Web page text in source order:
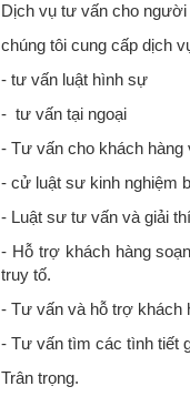
Dịch vụ tư vấn cho
chúng tôi cung cấp dịch
- tư vấn luật hình sự
- tư vấn tại ngoại
- Tư vấn cho khách
- cử luật sư kinh nghiệm
- Luật sư tư vấn và giải
- Hỗ trợ khách hàng
truy tố.
- Tư vấn và hỗ trợ khách
- Tư vấn tìm các tình tiết
Trân trọng.